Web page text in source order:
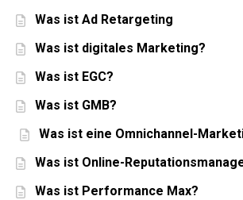
Was ist Ad Retargeting
Was ist digitales Marketing?
Was ist EGC?
Was ist GMB?
Was ist eine Omnichannel-
Was ist Online-
Was ist Performance Max?